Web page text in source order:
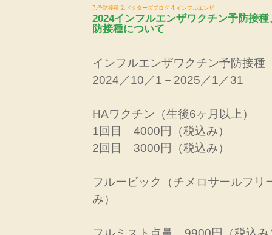
7.予防接種 2.ドクターズブログ 4.インフルエンザ
2024インフルエンザワクチン予防接
防接種について
インフルエンザワクチン予防接種
2024／10／1－2025／1／31
HAワクチン（生後6ヶ月以上）
1回目 4000円（税込み）
2回目 3000円（税込み）
フルービック（チメロサールフ
み）